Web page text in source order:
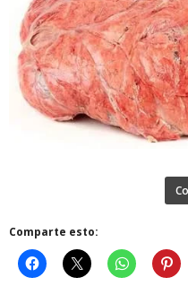
Comparte esto: